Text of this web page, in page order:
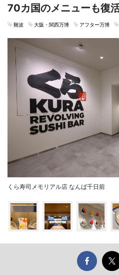
70カ国のメニューも復
難波 大阪・関西万博 アフター万博
くら寿司メモリアル店 なんば千日前